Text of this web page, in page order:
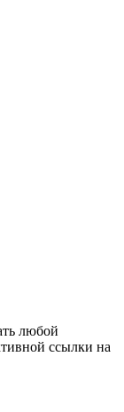
любой
ссылки на